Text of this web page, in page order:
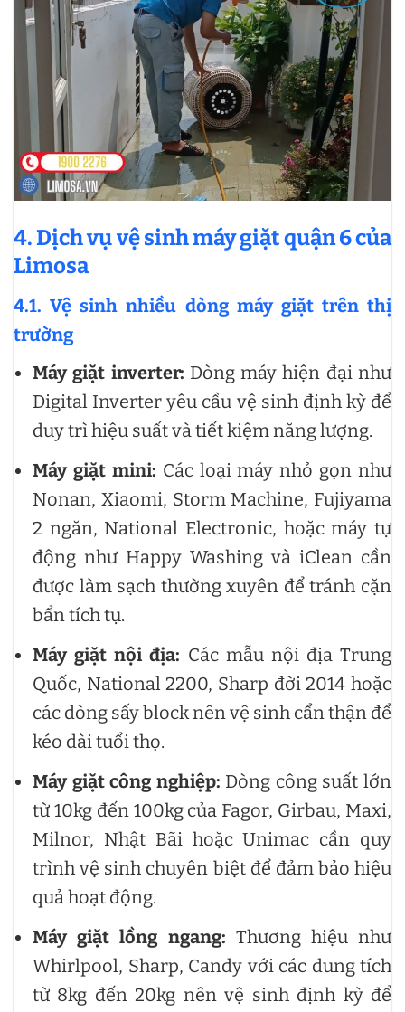
4. Dịch vụ vệ sinh máy giặt quận 6 của
Limosa
4.1. Vệ sinh nhiều dòng máy giặt trên thị
trường
Máy giặt inverter: Dòng máy hiện đại như
Digital Inverter yêu cầu vệ sinh định kỳ để
duy trì hiệu suất và tiết kiệm năng lượng.
Máy giặt mini: Các loại máy nhỏ gọn như
Nonan, Xiaomi, Storm Machine, Fujiyama
2 ngăn, National Electronic, hoặc máy tự
động như Happy Washing và iClean cần
được làm sạch thường xuyên để tránh cặn
bẩn tích tụ.
Máy giặt nội địa: Các mẫu nội địa Trung
Quốc, National 2200, Sharp đời 2014 hoặc
các dòng sấy block nên vệ sinh cẩn thận để
kéo dài tuổi thọ.
Máy giặt công nghiệp: Dòng công suất lớn
từ 10kg đến 100kg của Fagor, Girbau, Maxi,
Milnor, Nhật Bãi hoặc Unimac cần quy
trình vệ sinh chuyên biệt để đảm bảo hiệu
quả hoạt động.
Máy giặt lồng ngang: Thương hiệu như
Whirlpool, Sharp, Candy với các dung tích
từ 8kg đến 20kg nên vệ sinh định kỳ để